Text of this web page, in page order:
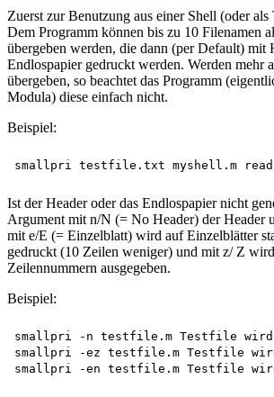
Zuerst zur Benutzung aus einer Shell (oder
Dem Programm können bis zu 10 Filenamen
übergeben werden, die dann (per Default) mit
Endlospapier gedruckt werden. Werden mehr
übergeben, so beachtet das Programm
Modula) diese einfach nicht.
Beispiel:
Ist der Header oder das Endlospapier nicht
Argument mit n/N (= No Header) der Header
mit e/E (= Einzelblatt) wird auf Einzelblätter
gedruckt (10 Zeilen weniger) und mit z/ Z
Zeilennummern ausgegeben.
Beispiel:
smallpri -n testfile.m Testfile wird
smallpri -ez testfile.m Testfile wird